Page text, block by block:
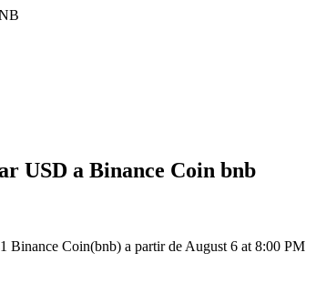
USD a Binance Coin bnb
Binance Coin(bnb) a partir de August 6 at 8:00 PM